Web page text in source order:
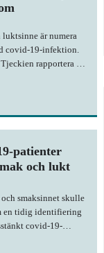
luktsinne är numera
covid-19-infektion.
rapportera om
patienter
och lukt
smaksinnet skulle
en tidig identifiering
covid-19-